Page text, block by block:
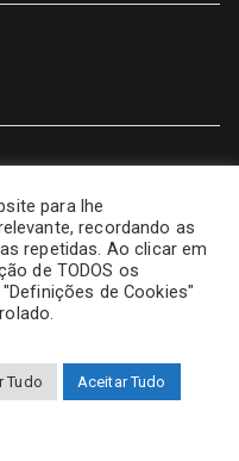
para lhe
recordando as
repetidas. Ao clicar em
de TODOS os
de Cookies"
Tudo Aceitar Tudo